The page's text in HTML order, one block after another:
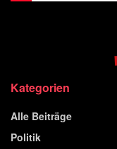
Kategorien
Alle Beiträge
Politik